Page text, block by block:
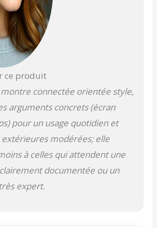
version a plusieurs
fonctionnalités
supplémentaires
comparé à la version
antérieure avec,
GPS et la
compatibilité avec
Ces fonctionnalités
supplémentaires
une analyse détaillé
de son parcours et
ces informations. Il
est donc maintenant
ce produit
connectée orientée style,
arguments concrets (écran
pour un usage quotidien et
extérieures modérées; elle
à celles qui attendent une
documentée ou un
expert.